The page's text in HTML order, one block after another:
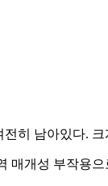
히 남아있다.
매개성 부작용